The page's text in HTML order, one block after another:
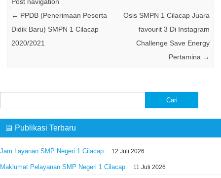
← PPDB (Penerimaan Peserta
Didik Baru) SMPN 1 Cilacap
2020/2021
Osis SMPN 1 Cilacap Juara
favourit 3 Di Instagram
Challenge Save Energy
Pertamina →
untuk:
📅 Publikasi Terbaru
Jam Layanan SMP Negeri 1 Cilacap 12 Juli 2026
Maklumat Pelayanan SMP Negeri 1 Cilacap 11 Juli 2026